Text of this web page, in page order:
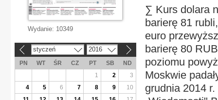
∑ Kurs dolara
barierę 81
euro
barierę 80
poziomu
Moskwie
grudnia 2014
Wydanie: 10349
styczeń 2016
PN WT ŚR CZ PT SB
ND
1
2
3
4
5 6 7 8 9
10